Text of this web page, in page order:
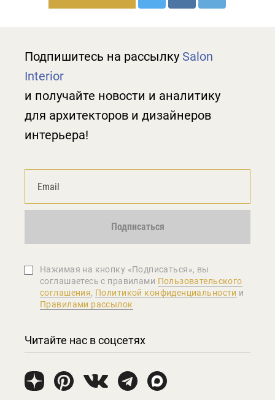
Подпишитесь на рассылку Salon
Interior
и получайте новости и аналитику
для архитекторов и дизайнеров
интерьера!
Подписаться
Нажимая на кнопку «Подписаться», вы
соглашаетеcь с правилами Пользовательского
соглашения, Политикой конфиденциальности и
Правилами рассылок
Читайте нас в соцсетях